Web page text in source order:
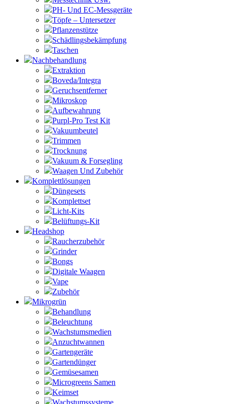
PH- Und EC-Messgeräte
Töpfe – Untersetzer
Pflanzenstütze
Schädlingsbekämpfung
Taschen
Nachbehandlung
Extraktion
Boveda/Integra
Geruchsentferner
Mikroskop
Aufbewahrung
Purpl-Pro Test Kit
Vakuumbeutel
Trimmen
Trocknung
Vakuum & Forsegling
Waagen Und Zubehör
Komplettlösungen
Düngesets
Komplettset
Licht-Kits
Belüftungs-Kit
Headshop
Raucherzubehör
Grinder
Bongs
Digitale Waagen
Vape
Zubehör
Mikrogrün
Behandlung
Beleuchtung
Wachstumsmedien
Anzuchtwannen
Gartengeräte
Gartendünger
Gemüsesamen
Microgreens Samen
Keimset
Wachstumssysteme